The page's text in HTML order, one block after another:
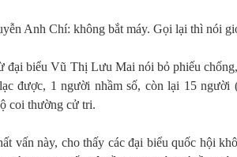
Anh Chí: không bắt máy. Gọi lại thì nói
đại biểu Vũ Thị Lưu Mai nói bỏ phiếu
được, 1 người nhầm số, còn lại 15 người
coi thường cử tri.
vấn này, cho thấy các đại biểu quốc hội